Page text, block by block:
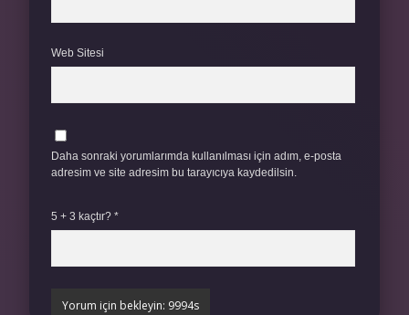
Web Sitesi
Daha sonraki yorumlarımda kullanılması için adım, e-posta
adresim ve site adresim bu tarayıcıya kaydedilsin.
5 + 3 kaçtır? *